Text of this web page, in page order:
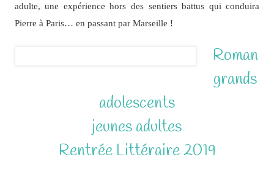
adulte, une expérience hors des sentiers battus qui conduira
Pierre à Paris… en passant par Marseille !
Roman
grands
adolescents
jeunes adultes
Rentrée Littéraire 2019